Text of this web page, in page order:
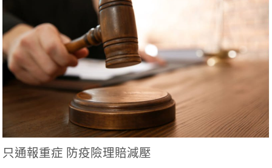
只通報重症 防疫險理賠減壓